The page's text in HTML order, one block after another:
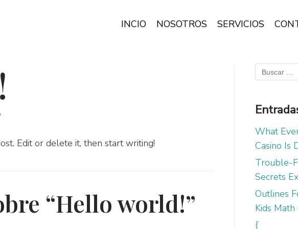
INCIO NOSOTROS SERVICIOS
Edit or delete it, then start writing!
“Hello world!”
What
Casino Is
Trouble-
Secrets
Outlines
Kids Math
{